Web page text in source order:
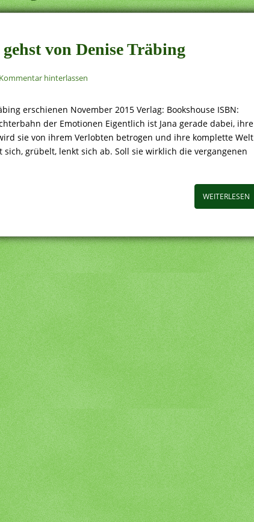
von Denise Träbing
Kommentar hinterlassen
erschienen November 2015 Verlag: Bookshouse ISBN:
der Emotionen Eigentlich ist Jana gerade dabei, ihre
sie von ihrem Verlobten betrogen und ihre komplette Welt
sich, grübelt, lenkt sich ab. Soll sie wirklich die vergangenen
WEITERLESEN